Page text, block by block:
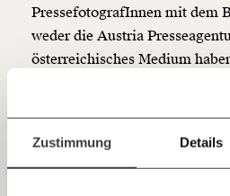
Zustimmung Details
Du überweist lieber direkt?
Hier unsere IBAN: AT34 4300
Kontoinhaber: Momentum
sozialen Fortschritt
Jetzt
einfach
teilen.
PressefotografInnen mit dem
weder die Austria
österreichisches Medium